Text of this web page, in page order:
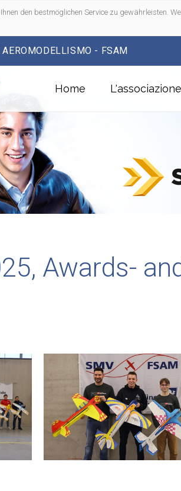
den bestmöglichen Service zu gewährleisten.
- FSAM
Home L'associazione
Awards-